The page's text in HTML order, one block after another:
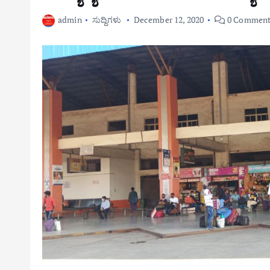
admin ಸುದ್ದಿಗಳು December 12, 2020 0